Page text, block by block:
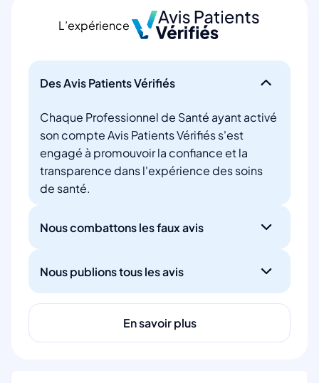
L’expérience
Des Avis Patients Vérifiés
Chaque Professionnel de Santé ayant activé
son compte Avis Patients Vérifiés s'est
engagé à promouvoir la confiance et la
transparence dans l'expérience des soins
de santé.
Nous combattons les faux avis
Nous publions tous les avis
En savoir plus